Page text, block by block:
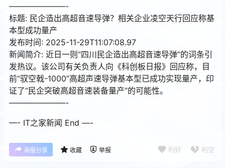
———————-
标题: 民企造出高超音速导弹？相关企业凌空天行回应称基
本型成功量产
发布时间: 2025-11-29T11:07:08.97
新闻简介: 近日一则“四川民企造出高超音速导弹”的词条引
发热议。该公司有关负责人向《科创板日报》回应称，目
前“驭空戟-1000”高超声速导弹基本型已成功实现量产，印
证了“民企突破高超音速装备量产”的可能性。
———————-
—- IT之家新闻 End —-
海报分享 收藏 举报 利好 利空